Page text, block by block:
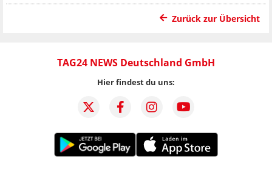
Zurück zur Übersicht
TAG24 NEWS Deutschland GmbH
Hier findest du uns: